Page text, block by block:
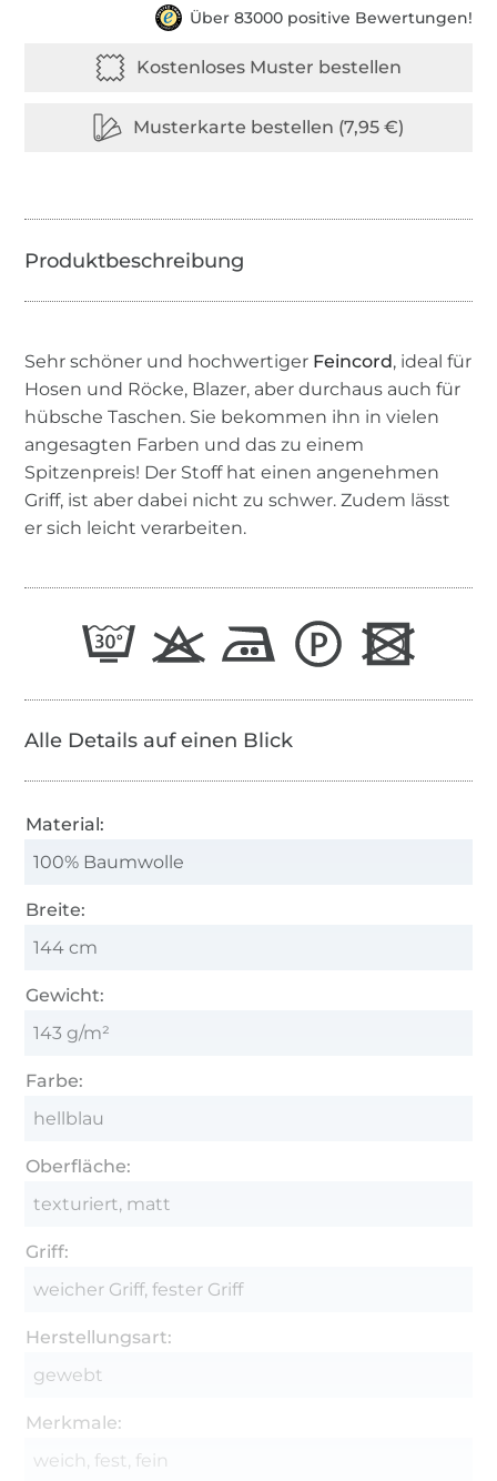
Über 83000 positive Bewertungen!
Sehr schöner und hochwertiger Feincord, ideal für
Hosen und Röcke, Blazer, aber durchaus auch für
hübsche Taschen. Sie bekommen ihn in vielen
angesagten Farben und das zu einem
Spitzenpreis! Der Stoff hat einen angenehmen
Griff, ist aber dabei nicht zu schwer. Zudem lässt
er sich leicht verarbeiten.
Alle Details auf einen Blick
Material:
100% Baumwolle
Breite:
144 cm
Gewicht:
143 g/m²
Farbe:
hellblau
Oberfläche:
texturiert, matt
Griff:
weicher Griff, fester Griff
Herstellungsart:
gewebt
Merkmale:
weich, fest, fein